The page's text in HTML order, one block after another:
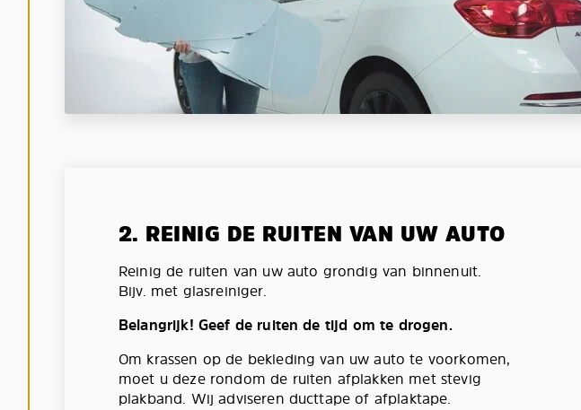
2. REINIG DE RUITEN VAN UW AUTO
Reinig de ruiten van uw auto grondig van binnenuit.
Bijv. met glasreiniger.
Belangrijk! Geef de ruiten de tijd om te drogen.
Om krassen op de bekleding van uw auto te voorkomen,
moet u deze rondom de ruiten afplakken met stevig
plakband. Wij adviseren ducttape of afplaktape.